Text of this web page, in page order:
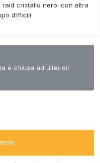
cristallo nero. con altra
difficili
e chiusa ad ulteriori